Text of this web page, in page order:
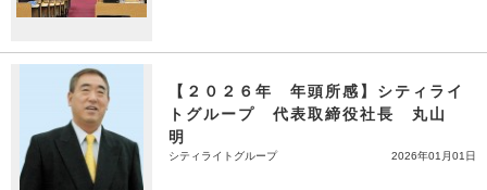
【２０２６年 年頭所感】シティライ
トグループ 代表取締役社長 丸山
明
シティライトグループ 2026年01月01日